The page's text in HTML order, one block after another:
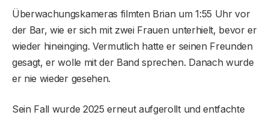
Überwachungskameras filmten Brian um 1:55 Uhr vor
der Bar, wie er sich mit zwei Frauen unterhielt, bevor er
wieder hineinging. Vermutlich hatte er seinen Freunden
gesagt, er wolle mit der Band sprechen. Danach wurde
er nie wieder gesehen.
Sein Fall wurde 2025 erneut aufgerollt und entfachte